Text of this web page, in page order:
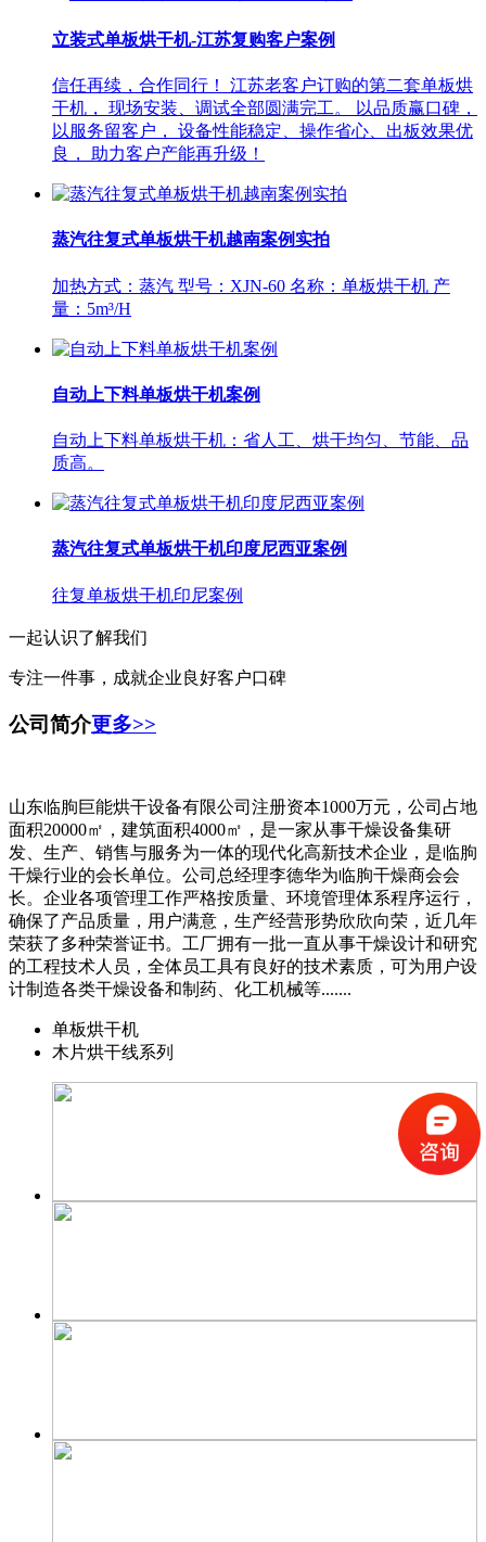
立装式单板烘干机-江苏复购客户案例
信任再续，合作同行！ 江苏老客户订购的第二套单板烘
干机， 现场安装、调试全部圆满完工。 以品质赢口碑，
以服务留客户， 设备性能稳定、操作省心、出板效果优
良， 助力客户产能再升级！
蒸汽往复式单板烘干机越南案例实拍
加热方式：蒸汽 型号：XJN-60 名称：单板烘干机 产
量：5m³/H
自动上下料单板烘干机案例
自动上下料单板烘干机：省人工、烘干均匀、节能、品
质高。
蒸汽往复式单板烘干机印度尼西亚案例
往复单板烘干机印尼案例
一起认识了解我们
专注一件事，成就企业良好客户口碑
公司简介更多>>
山东临朐巨能烘干设备有限公司注册资本1000万元，公司占地
面积20000㎡，建筑面积4000㎡，是一家从事干燥设备集研
发、生产、销售与服务为一体的现代化高新技术企业，是临朐
干燥行业的会长单位。公司总经理李德华为临朐干燥商会会
长。企业各项管理工作严格按质量、环境管理体系程序运行，
确保了产品质量，用户满意，生产经营形势欣欣向荣，近几年
荣获了多种荣誉证书。工厂拥有一批一直从事干燥设计和研究
的工程技术人员，全体员工具有良好的技术素质，可为用户设
计制造各类干燥设备和制药、化工机械等.......
单板烘干机
木片烘干线系列